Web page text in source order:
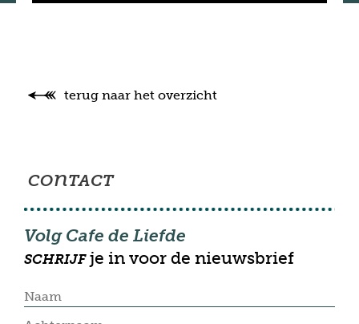
terug naar het overzicht
conTACT
Volg Cafe de Liefde
SCHRIJFje in voor de nieuwsbrief